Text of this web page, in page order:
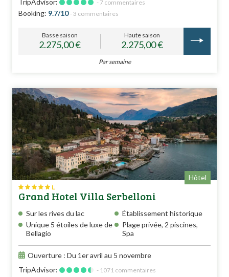
TripAdvisor: - 7 commentaires
Booking: 9.7/10 - 3 commentaires
Basse saison
2.275,00 €
Haute saison
2.275,00 €
Par semaine
Hôtel
L
Grand Hotel Villa Serbelloni
Sur les rives du lac
Établissement historique
Unique 5 étoiles de luxe de
Bellagio
Plage privée, 2 piscines,
Spa
Ouverture : Du 1er avril au 5 novembre
TripAdvisor:
- 1071 commentaires